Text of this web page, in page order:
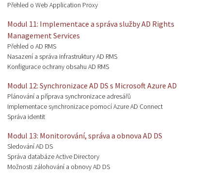
Přehled o Web Application Proxy
Modul 11: Implementace a správa služby AD Rights
Management Services
Přehled o AD RMS
Nasazení a správa infrastruktury AD RMS
Konfigurace ochrany obsahu AD RMS
Modul 12: Synchronizace AD DS s Microsoft Azure AD
Plánování a příprava synchronizace adresářů
Implementace synchronizace pomocí Azure AD Connect
Správa identit
Modul 13: Monitorování, správa a obnova AD DS
Sledování AD DS
Správa databáze Active Directory
Možnosti zálohování a obnovy AD DS